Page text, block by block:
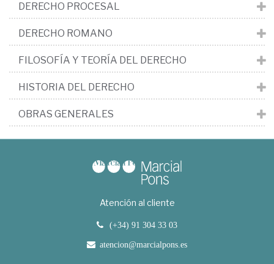
DERECHO PROCESAL
DERECHO ROMANO
FILOSOFÍA Y TEORÍA DEL DERECHO
HISTORIA DEL DERECHO
OBRAS GENERALES
Atención al cliente
(+34) 91 304 33 03
atencion@marcialpons.es